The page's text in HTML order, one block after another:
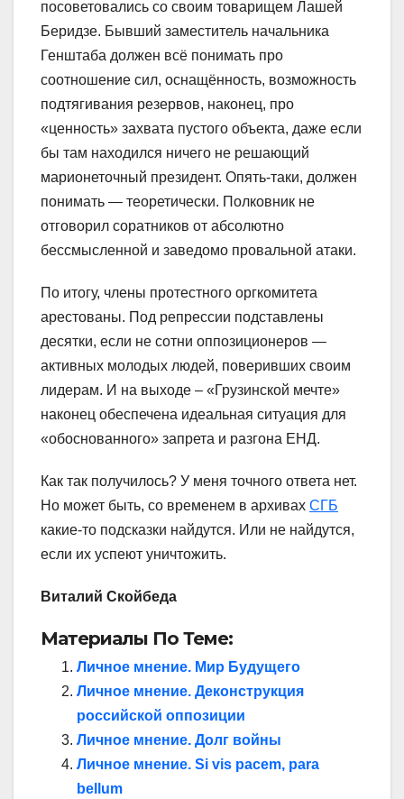
посоветовались со своим товарищем Лашей
Беридзе. Бывший заместитель начальника
Генштаба должен всё понимать про
соотношение сил, оснащённость, возможность
подтягивания резервов, наконец, про
«ценность» захвата пустого объекта, даже если
бы там находился ничего не решающий
марионеточный президент. Опять-таки, должен
понимать — теоретически. Полковник не
отговорил соратников от абсолютно
бессмысленной и заведомо провальной атаки.
По итогу, члены протестного оргкомитета
арестованы. Под репрессии подставлены
десятки, если не сотни оппозиционеров —
активных молодых людей, поверивших своим
лидерам. И на выходе – «Грузинской мечте»
наконец обеспечена идеальная ситуация для
«обоснованного» запрета и разгона ЕНД.
Как так получилось? У меня точного ответа нет.
Но может быть, со временем в архивах СГБ
какие-то подсказки найдутся. Или не найдутся,
если их успеют уничтожить.
Виталий Скойбеда
Материалы По Теме:
Личное мнение. Мир Будущего
Личное мнение. Деконструкция
российской оппозиции
Личное мнение. Долг войны
Личное мнение. Si vis pacem, para
bellum